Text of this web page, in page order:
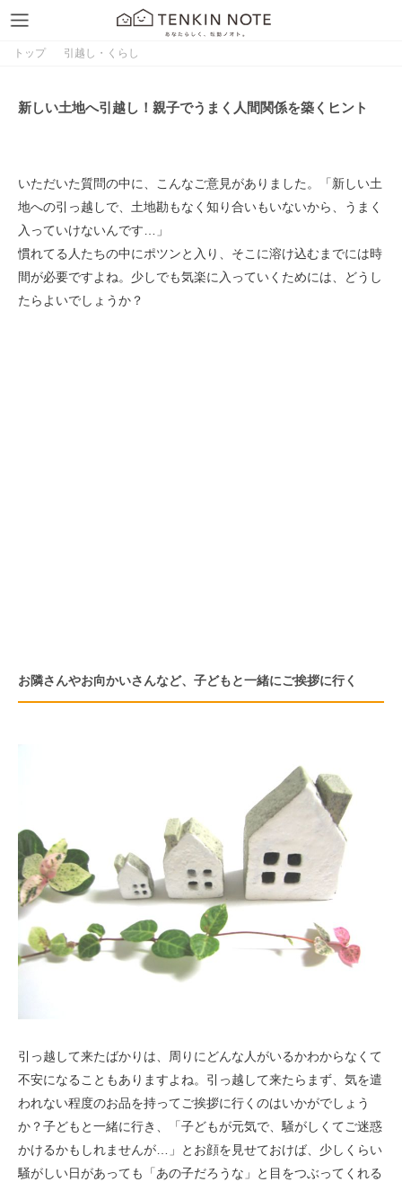
トップ 引越し・くらし
新しい土地へ引越し！親子でうまく人間関係を築くヒント
いただいた質問の中に、こんなご意見がありました。「新しい土
地への引っ越しで、土地勘もなく知り合いもいないから、うまく
入っていけないんです…」
慣れてる人たちの中にポツンと入り、そこに溶け込むまでには時
間が必要ですよね。少しでも気楽に入っていくためには、どうし
たらよいでしょうか？
お隣さんやお向かいさんなど、子どもと一緒にご挨拶に行く
引っ越して来たばかりは、周りにどんな人がいるかわからなくて
不安になることもありますよね。引っ越して来たらまず、気を遣
われない程度のお品を持ってご挨拶に行くのはいかがでしょう
か？子どもと一緒に行き、「子どもが元気で、騒がしくてご迷惑
かけるかもしれませんが…」とお顔を見せておけば、少しくらい
騒がしい日があっても「あの子だろうな」と目をつぶってくれる